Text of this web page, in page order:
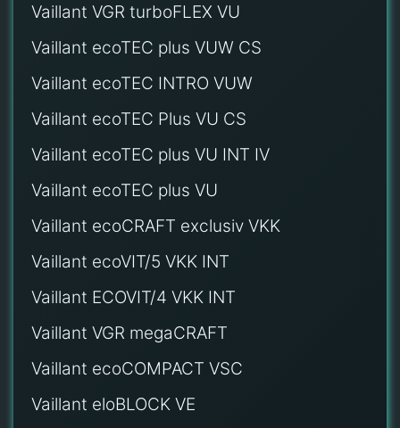
Vaillant VGR turboFLEX VU
Vaillant ecoTEC plus VUW CS
Vaillant ecoTEC INTRO VUW
Vaillant ecoTEC Plus VU CS
Vaillant ecoTEC plus VU INT IV
Vaillant ecoTEC plus VU
Vaillant ecoCRAFT exclusiv VKK
Vaillant ecoVIT/5 VKK INT
Vaillant ECOVIT/4 VKK INT
Vaillant VGR megaCRAFT
Vaillant ecoCOMPACT VSC
Vaillant eloBLOCK VE